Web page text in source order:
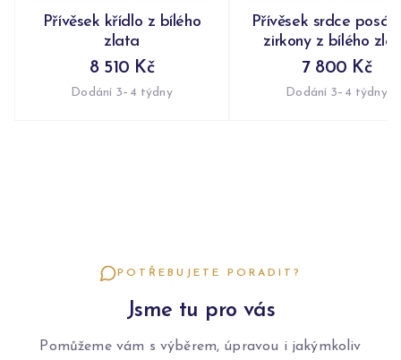
Přívěsek křídlo z bílého
zlata
8 510 Kč
Dodání 3–4 týdny
Přívěsek srdce
zirkony z bílého
7 800 Kč
Dodání 3–4 týdny
POTŘEBUJETE PORADIT?
Jsme tu pro vás
Pomůžeme vám s výběrem, úpravou i jakýmkoliv